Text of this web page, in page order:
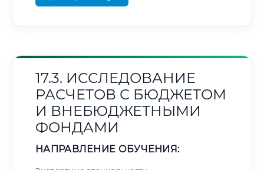
17.3. ИССЛЕДОВАНИЕ
РАСЧЕТОВ С БЮДЖЕТОМ
И ВНЕБЮДЖЕТНЫМИ
ФОНДАМИ
НАПРАВЛЕНИЕ ОБУЧЕНИЯ: